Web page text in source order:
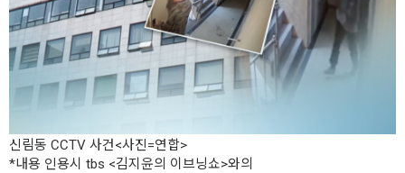
신림동 CCTV 사건<사진=연합>
*내용 인용시 tbs <김지윤의 이브닝쇼>와의